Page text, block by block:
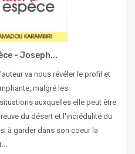
- Joseph...
va nous révéler le profil et
malgré les
auxquelles elle peut être
du désert et l'incrédulité du
à garder dans son coeur la